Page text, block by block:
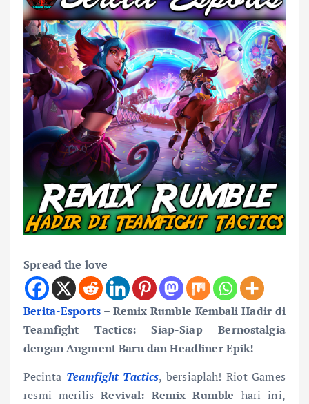
Spread the love
Berita-Esports – Remix Rumble Kembali Hadir di
Teamfight Tactics: Siap-Siap Bernostalgia
dengan Augment Baru dan Headliner Epik!
Pecinta Teamfight Tactics, bersiaplah! Riot Games
resmi merilisRevival: Remix Rumble hari ini,